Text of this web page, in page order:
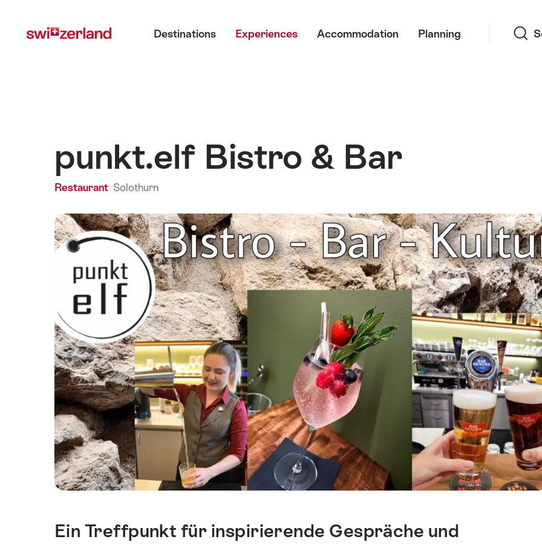
myswitzerland.com
Destinations Experiences Accommodation Planning
punkt.elf Bistro & Bar
Restaurant Solothurn
Intro
Ein Treffpunkt für inspirierende Gespräche und